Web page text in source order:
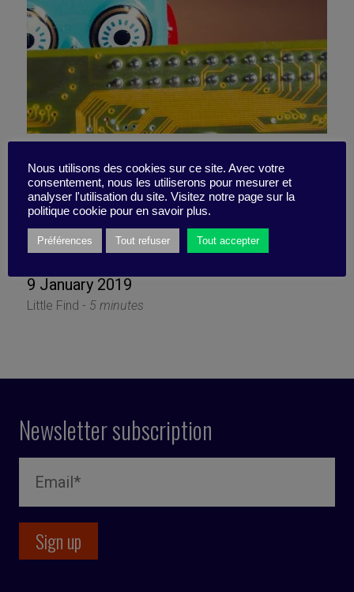
The fine line between
artificial intelligence and
artificial stupidity
9 January 2019
Little Find - 5 minutes
Newsletter subscription
Nous utilisons des cookies sur ce site. Avec votre
consentement, nous les utiliserons pour mesurer et
analyser l'utilisation du site. Visitez notre page sur la
politique cookie pour en savoir plus.
Préférences Tout refuser Tout accepter